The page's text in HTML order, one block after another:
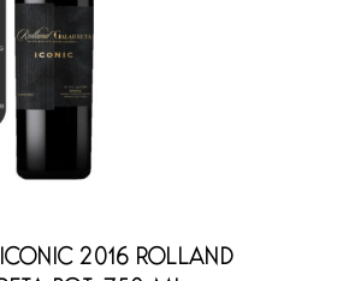
2016 ROLLAND